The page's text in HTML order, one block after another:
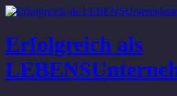
Erfolgreich als